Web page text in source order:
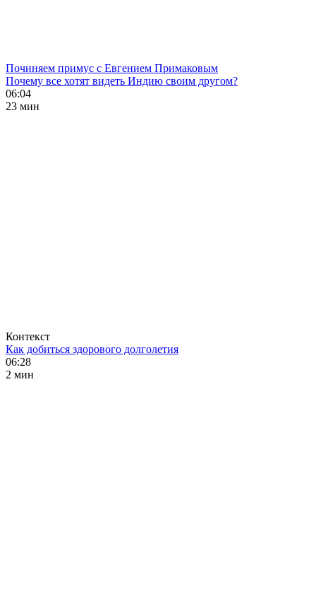
Починяем примус с Евгением Примаковым
Почему все хотят видеть Индию своим другом?
06:04
23 мин
Контекст
Как добиться здорового долголетия
06:28
2 мин